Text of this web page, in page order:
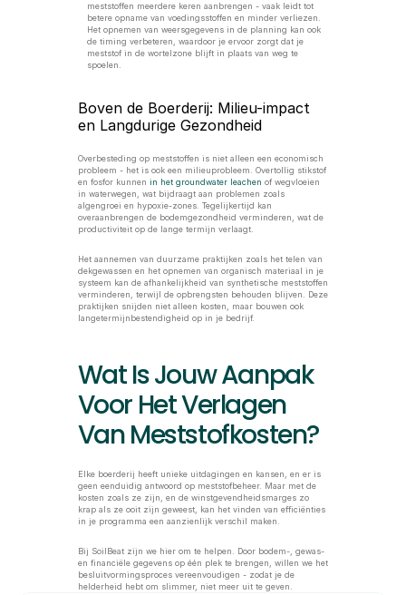
meststoffen meerdere keren aanbrengen - vaak leidt tot
betere opname van voedingsstoffen en minder verliezen.
Het opnemen van weersgegevens in de planning kan ook
de timing verbeteren, waardoor je ervoor zorgt dat je
meststof in de wortelzone blijft in plaats van weg te
spoelen.
Boven de Boerderij: Milieu-impact
en Langdurige Gezondheid
Overbesteding op meststoffen is niet alleen een economisch
probleem - het is ook een milieuprobleem. Overtollig stikstof
en fosfor kunnen in het groundwater leachen of wegvloeien
in waterwegen, wat bijdraagt aan problemen zoals
algengroei en hypoxie-zones. Tegelijkertijd kan
overaanbrengen de bodemgezondheid verminderen, wat de
productiviteit op de lange termijn verlaagt.
Het aannemen van duurzame praktijken zoals het telen van
dekgewassen en het opnemen van organisch materiaal in je
systeem kan de afhankelijkheid van synthetische meststoffen
verminderen, terwijl de opbrengsten behouden blijven. Deze
praktijken snijden niet alleen kosten, maar bouwen ook
langetermijnbestendigheid op in je bedrijf.
Wat Is Jouw Aanpak
Voor Het Verlagen
Van Meststofkosten?
Elke boerderij heeft unieke uitdagingen en kansen, en er is
geen eenduidig antwoord op meststofbeheer. Maar met de
kosten zoals ze zijn, en de winstgevendheidsmarges zo
krap als ze ooit zijn geweest, kan het vinden van efficiënties
in je programma een aanzienlijk verschil maken.
Bij SoilBeat zijn we hier om te helpen. Door bodem-, gewas-
en financiële gegevens op één plek te brengen, willen we het
besluitvormingsproces vereenvoudigen - zodat je de
helderheid hebt om slimmer, niet meer uit te geven.